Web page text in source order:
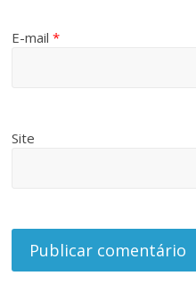
E-mail*
Site